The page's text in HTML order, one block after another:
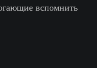
вспомнить